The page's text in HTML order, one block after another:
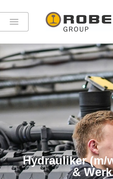
Hydrauliker (m/
&